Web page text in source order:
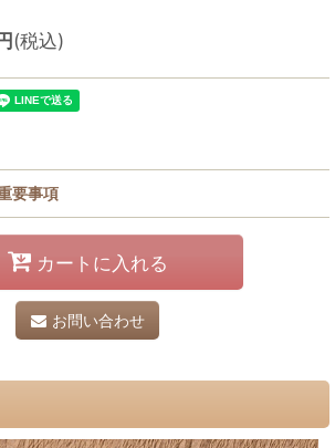
(税込)
要事項
カートに入れる
お問い合わせ